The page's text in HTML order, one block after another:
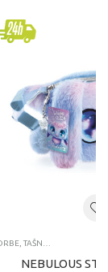
NEBULOUS